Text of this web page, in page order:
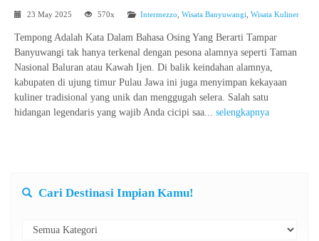
23 May 2025 570x Intermezzo Wisata Banyuwangi Wisata Kuliner
Tempong Adalah Kata Dalam Bahasa Osing Yang Berarti Tampar
Banyuwangi tak hanya terkenal dengan pesona alamnya seperti Taman
Nasional Baluran atau Kawah Ijen. Di balik keindahan alamnya,
kabupaten di ujung timur Pulau Jawa ini juga menyimpan kekayaan
kuliner tradisional yang unik dan menggugah selera. Salah satu
hidangan legendaris yang wajib Anda cicipi saa... selengkapnya
Cari Destinasi Impian Kamu!